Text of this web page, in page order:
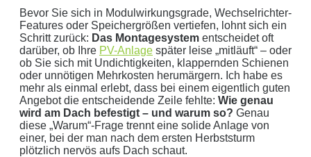
Geben Sie hier Ihren jährlichen Stromverbrauch an
kWh
Wir empfehlen: kWp Anlage sowie einenkWp
Speicher.
Aktuellen Strompreis anpassen
€/kWh
Bevor Sie sich in Modulwirkungsgrade, Wechselrichter-
Features oder Speichergrößen vertiefen, lohnt sich ein
Schritt zurück: Das Montagesystem entscheidet oft
darüber, ob Ihre PV-Anlage später leise „mitläuft“ – oder
ob Sie sich mit Undichtigkeiten, klappernden Schienen
oder unnötigen Mehrkosten herumärgern. Ich habe es
mehr als einmal erlebt, dass bei einem eigentlich guten
Angebot die entscheidende Zeile fehlte: Wie genau
wird am Dach befestigt – und warum so? Genau
diese „Warum“-Frage trennt eine solide Anlage von
einer, bei der man nach dem ersten Herbststurm
plötzlich nervös aufs Dach schaut.